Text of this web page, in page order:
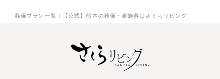
葬儀プラン一覧 | 【公式】熊本の葬儀・家族葬はさくらリビング